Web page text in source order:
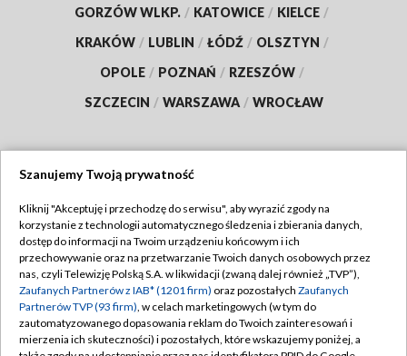
GORZÓW WLKP. / KATOWICE / KIELCE /
KRAKÓW / LUBLIN / ŁÓDŹ / OLSZTYN /
OPOLE / POZNAŃ / RZESZÓW /
SZCZECIN / WARSZAWA / WROCŁAW
TVP
Abonament TVP
Emisja w TVP
Centrum informacji TVP
Naziemna Telewizja Cyfrowa
Regulamin TVP
Polityka prywatności
Moje zgody
Pomoc
Szanujemy Twoją prywatność
Kliknij "Akceptuję i przechodzę do serwisu", aby wyrazić zgody na
korzystanie z technologii automatycznego śledzenia i zbierania danych,
dostęp do informacji na Twoim urządzeniu końcowym i ich
przechowywanie oraz na przetwarzanie Twoich danych osobowych przez
nas, czyli Telewizję Polską S.A. w likwidacji (zwaną dalej również „TVP”),
Zaufanych Partnerów z IAB* (1201 firm) oraz pozostałych Zaufanych
Partnerów TVP (93 firm), w celach marketingowych (w tym do
zautomatyzowanego dopasowania reklam do Twoich zainteresowań i
mierzenia ich skuteczności) i pozostałych, które wskazujemy poniżej, a